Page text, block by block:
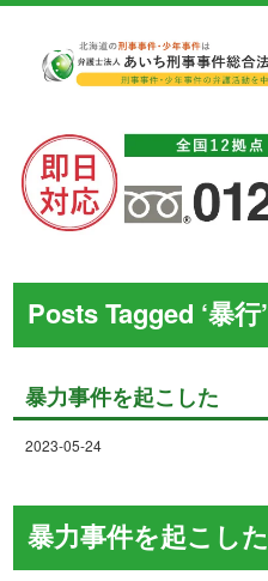
Posts Tagged ‘暴行’
暴力事件を起こした
2023-05-24
暴力事件を起こした